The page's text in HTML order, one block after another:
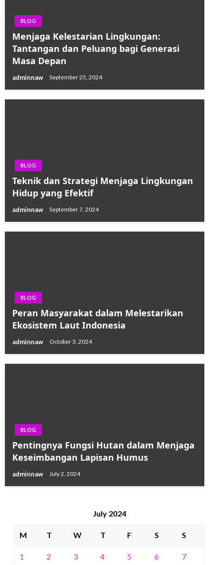
BLOG
Menjaga Kelestarian Lingkungan:
Tantangan dan Peluang bagi Generasi
Masa Depan
adminnaw September 25, 2024
BLOG
Teknik dan Strategi Menjaga Lingkungan
Hidup yang Efektif
adminnaw September 7, 2024
BLOG
Peran Masyarakat dalam Melestarikan
Ekosistem Laut Indonesia
adminnaw October 3, 2024
BLOG
Pentingnya Fungsi Hutan dalam Menjaga
Keseimbangan Lapisan Humus
adminnaw July 2, 2024
July 2024
M T W T F S S
1 2 3 4 5 6 7